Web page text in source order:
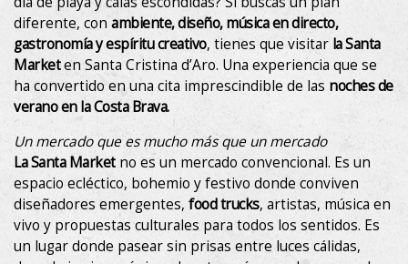
diferente, con ambiente, diseño, música en directo,
gastronomía y espíritu creativo, tienes que visitar la Santa
Marketen Santa Cristina d’Aro. Una experiencia que se
ha convertido en una cita imprescindible de las noches de
verano en la Costa Brava.
Un mercado que es mucho más que un mercado
La Santa Marketno es un mercado convencional. Es un
espacio ecléctico, bohemio y festivo donde conviven
diseñadores emergentes, food trucks, artistas, música en
vivo y propuestas culturales para todos los sentidos. Es
un lugar donde pasear sin prisas entre luces cálidas,
Modificar cookies